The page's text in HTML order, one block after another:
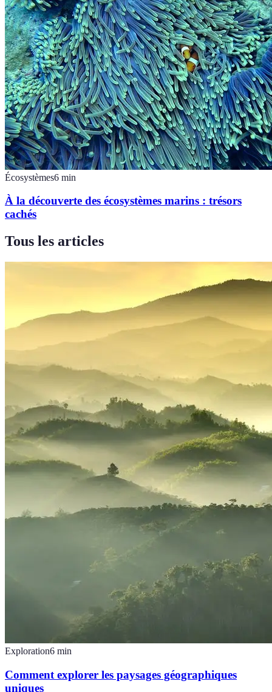
Écosystèmes6 min
À la découverte des écosystèmes marins : trésors
cachés
Tous les articles
Exploration6 min
Comment explorer les paysages géographiques
uniques